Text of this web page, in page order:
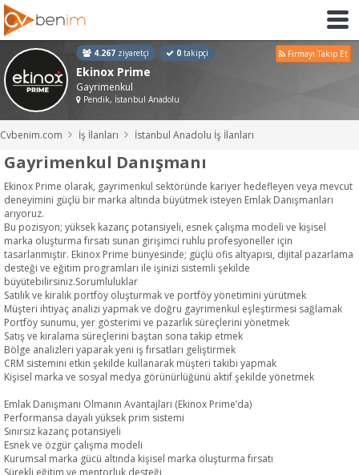
4.267 ziyaretçi 0 takipçi Firmayı Takip Et
Ekinox Prime
Gayrimenkul
Pendik, İstanbul Anadolu
Cvbenim.com İş İlanları İstanbul Anadolu İş İlanları
Gayrimenkul Danışmanı
Ekinox Prime olarak, gayrimenkul sektöründe kariyer hedefleyen veya mevcut
deneyimini güçlü bir marka altında büyütmek isteyen Emlak Danışmanları
arıyoruz.
Bu pozisyon; yüksek kazanç potansiyeli, esnek çalışma modeli ve kişisel
marka oluşturma fırsatı sunan girişimci ruhlu profesyoneller için
tasarlanmıştır. Ekinox Prime bünyesinde; güçlü ofis altyapısı, dijital pazarlama
desteği ve eğitim programları ile işinizi sistemli şekilde
büyütebilirsiniz.Sorumluluklar
Satılık ve kiralık portföy oluşturmak ve portföy yönetimini yürütmek
Müşteri ihtiyaç analizi yapmak ve doğru gayrimenkul eşleştirmesi sağlamak
Portföy sunumu, yer gösterimi ve pazarlık süreçlerini yönetmek
Satış ve kiralama süreçlerini baştan sona takip etmek
Bölge analizleri yaparak yeni iş fırsatları geliştirmek
CRM sistemini etkin şekilde kullanarak müşteri takibi yapmak
Kişisel marka ve sosyal medya görünürlüğünü aktif şekilde yönetmek
Emlak Danışmanı Olmanın Avantajları (Ekinox Prime’da)
Performansa dayalı yüksek prim sistemi
Sınırsız kazanç potansiyeli
Esnek ve özgür çalışma modeli
Kurumsal marka gücü altında kişisel marka oluşturma fırsatı
Sürekli eğitim ve mentorluk desteği